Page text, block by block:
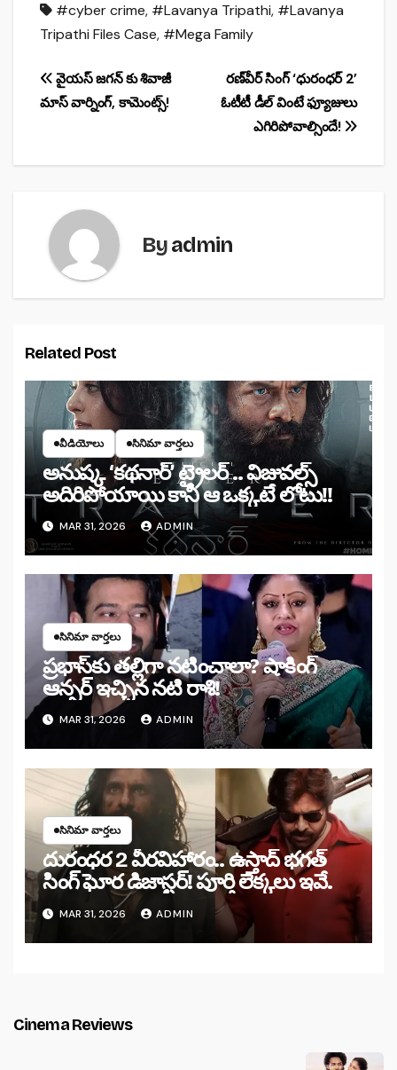
c
e
b
o
k
at
s
A
p
ar
e
#cyber crime, #Lavanya Tripathi, #Lavanya
Tripathi Files Case, #Mega Family
Post
navigation
రణ్‌వీర్ సింగ్ ‘ధురంధర్ 2’
ఓటీటీ డీల్ వింటే ఫ్యూజులు
ఎగిరిపోవాల్సిందే!
వైయస్ జగన్ కు శివాజీ
మాస్ వార్నింగ్, కామెంట్స్!
Byadmin
Related Post
వీడియోలు సినిమా వార్తలు
అనుష్క ‘కథనార్’ ట్రైలర్ .. విజువల్స్
అదిరిపోయాయి కానీ ఆ ఒక్కటే లోటు!!
MAR 31, 2026 ADMIN
సినిమా వార్తలు
ప్రభాస్‌కు తల్లిగా నటించాలా? షాకింగ్
ఆన్సర్ ఇచ్చిన నటి రాశి!
MAR 31, 2026 ADMIN
సినిమా వార్తలు
దురంధర 2 వీరవిహారం.. ఉస్తాద్ భగత్
సింగ్ ఘోర డిజాస్టర్! పూర్తి లెక్కలు ఇవే.
MAR 31, 2026 ADMIN
Cinema Reviews